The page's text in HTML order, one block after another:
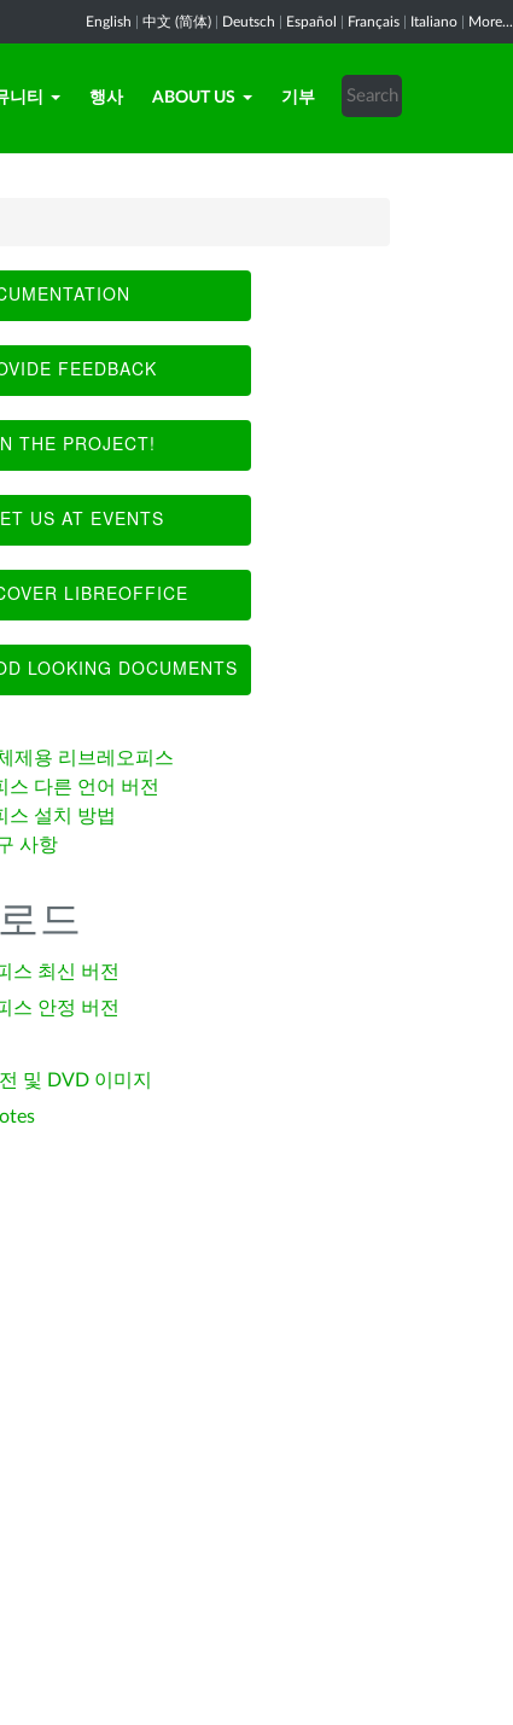
English 中文 (简体) Deutsch Español Français Italiano More...
니티 행사 ABOUT US 기부
FEEDBACK
THE PROJECT!
US AT EVENTS
LIBREOFFICE
LOOKING DOCUMENTS
제용 리브레오피스
스 다른 언어 버전
스 설치 방법
사항
드
스 최신 버전
스 안정 버전
및 DVD 이미지